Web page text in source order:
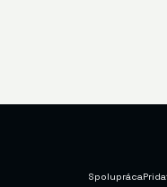
Spolupráca